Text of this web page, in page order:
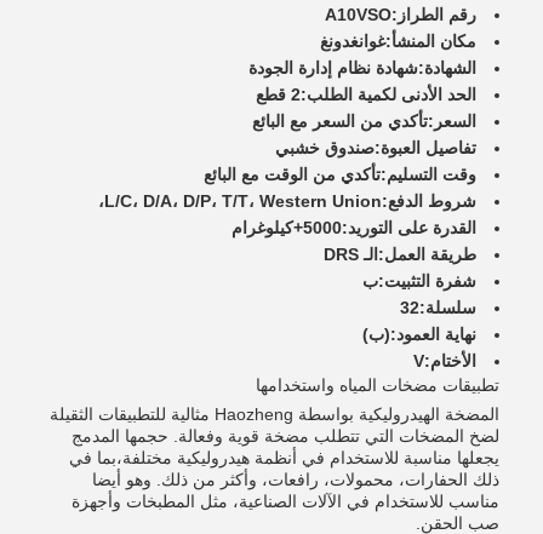
رقم الطراز:A10VSO
مكان المنشأ:غوانغدونغ
الشهادة:شهادة نظام إدارة الجودة
الحد الأدنى لكمية الطلب:2 قطع
السعر:تأكدي من السعر مع البائع
تفاصيل العبوة:صندوق خشبي
وقت التسليم:تأكدي من الوقت مع البائع
شروط الدفع:L/C، D/A، D/P، T/T، Western Union،
القدرة على التوريد:5000+كيلوغرام
طريقة العمل: الـ DRS
شفرة التثبيت:ب
سلسلة:32
نهاية العمود:(ب)
الأختام:V
تطبيقات مضخات المياه واستخدامها
المضخة الهيدروليكية بواسطة Haozheng مثالية للتطبيقات الثقيلة
لضخ المضخات التي تتطلب مضخة قوية وفعالة. حجمها المدمج
يجعلها مناسبة للاستخدام في أنظمة هيدروليكية مختلفة،بما في
ذلك الحفارات، محمولات، رافعات، وأكثر من ذلك. وهو أيضا
مناسب للاستخدام في الآلات الصناعية، مثل المطبخات وأجهزة
صب الحقن.